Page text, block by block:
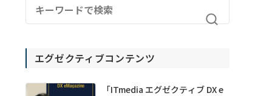
エグゼクティブコンテンツ
「ITmedia エグゼクティブ DX e